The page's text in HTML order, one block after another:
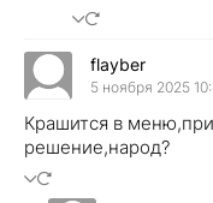
flayber
5 ноября 2025
Крашится в
решение,народ?